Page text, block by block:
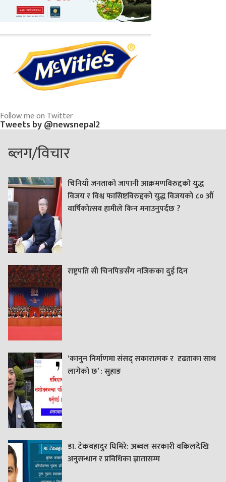
Follow me on Twitter
Tweets by @newsnepal2
ब्लग/विचार
चिनियाँ जनताको जापानी आक्रमणविरुद्दको युद्ध
विजय र विश्व फासिष्टविरुद्दको युद्ध विजयको ८० औं
वार्षिकोत्सव हामीले किन मनाउनुपर्दछ ?
राष्ट्रपति सी चिनपिङसँग नजिकका दुई दिन
‘कानुन निर्माणमा संसद् सकारात्मक र दृढताका साथ
लागेको छ’ : सुहाङ
डा. टेकबहादुर घिमिरे: अब्बल सरकारी वकिलदेखि
अनुसन्धान र प्रविधिका ज्ञातासम्म